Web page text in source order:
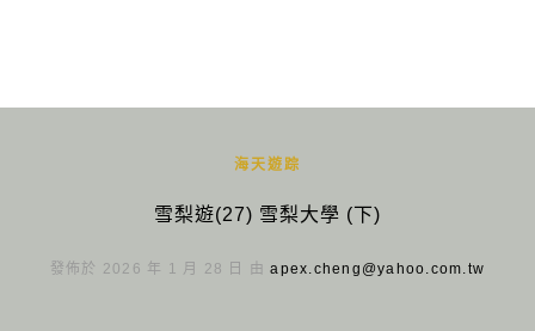
海天遊踪
雪梨遊(27) 雪梨大學 (下)
發佈於 2026 年 1 月 28 日 由apex.cheng@yahoo.com.tw